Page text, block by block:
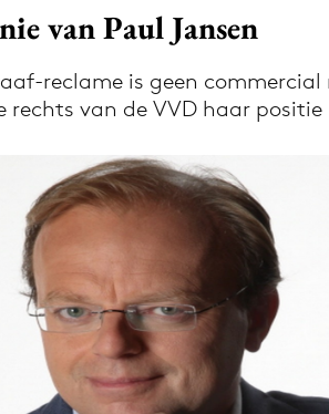
Download de app
nieuws via de Adformatie
van Paul Jansen
reclame is geen
rechts van de VVD haar positie